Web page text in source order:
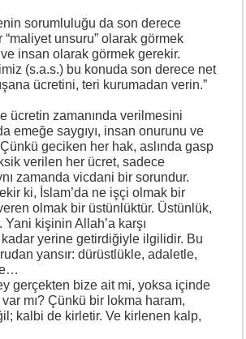
sorumluluğu da son derece
“maliyet unsuru” olarak görmek
insan olarak görmek gerekir.
(s.a.s.) bu konuda son derece net
ücretini, teri kurumadan verin.”
ücretin zamanında verilmesini
emeğe saygıyı, insan onurunu ve
geciken her hak, aslında gasp
verilen her ücret, sadece
zamanda vicdani bir sorundur.
ki, İslam’da ne işçi olmak bir
olmak bir üstünlüktür. Üstünlük,
Yani kişinin Allah’a karşı
yerine getirdiğiyle ilgilidir. Bu
yansır: dürüstlükle, adaletle,
gerçekten bize ait mi, yoksa içinde
var mı? Çünkü bir lokma haram,
kalbi de kirletir. Ve kirlenen kalp,